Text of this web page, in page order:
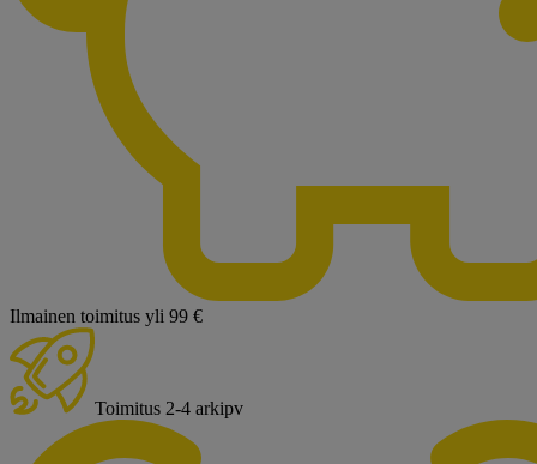
Ilmainen toimitus yli 99 €
Toimitus 2-4 arkipv